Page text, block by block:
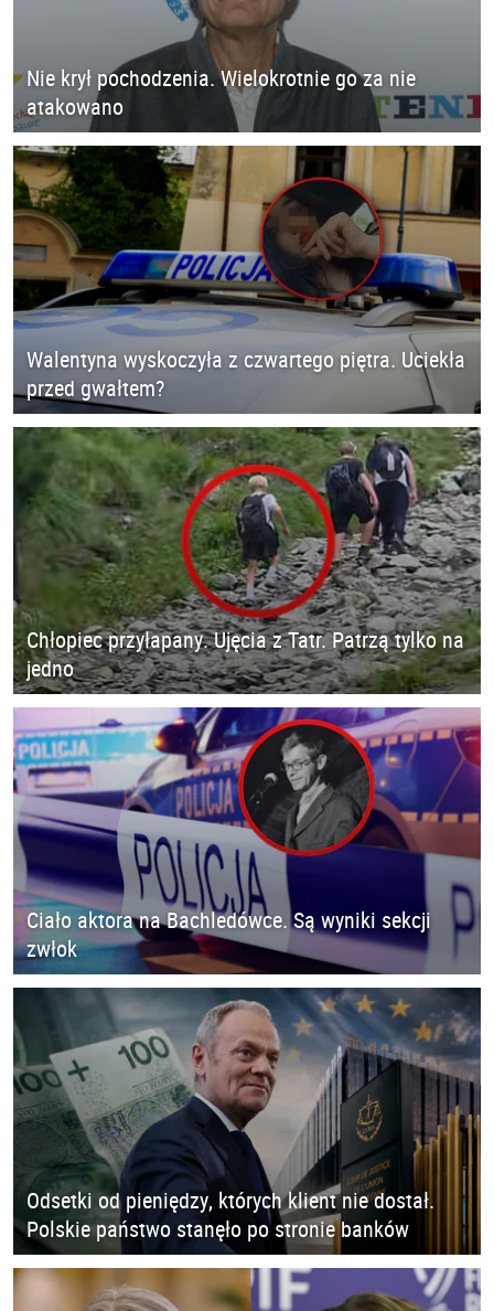
Nie krył pochodzenia. Wielokrotnie go za nie
atakowano
Walentyna wyskoczyła z czwartego piętra. Uciekła
przed gwałtem?
Chłopiec przyłapany. Ujęcia z Tatr. Patrzą tylko na
jedno
Ciało aktora na Bachledówce. Są wyniki sekcji
zwłok
Odsetki od pieniędzy, których klient nie dostał.
Polskie państwo stanęło po stronie banków